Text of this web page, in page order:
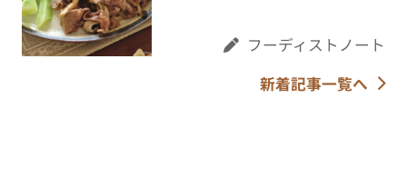
フーディストノート
新着記事一覧へ